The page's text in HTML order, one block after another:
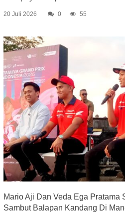
20 Juli 2026 0 55
Mario Aji Dan Veda Ega Pratama
Sambut Balapan Kandang Di